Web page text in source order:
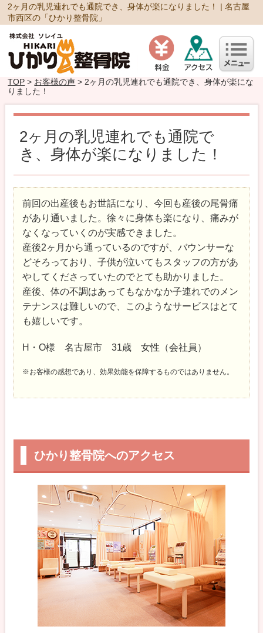
2ヶ月の乳児連れでも通院でき、身体が楽になりました！ | 名古屋
市西区の「ひかり整骨院」
TOP > お客様の声 > 2ヶ月の乳児連れでも通院でき、身体が楽にな
りました！
2ヶ月の乳児連れでも通院で
き、身体が楽になりました！
前回の出産後もお世話になり、今回も産後の尾骨痛
があり通いました。徐々に身体も楽になり、痛みが
なくなっていくのが実感できました。
産後2ヶ月から通っているのですが、バウンサーな
どそろっており、子供が泣いてもスタッフの方があ
やしてくださっていたのでとても助かりました。
産後、体の不調はあってもなかなか子連れでのメン
テナンスは難しいので、このようなサービスはとて
も嬉しいです。
H・O様 名古屋市 31歳 女性（会社員）
※お客様の感想であり、効果効能を保障するものではありません。
ひかり整骨院へのアクセス